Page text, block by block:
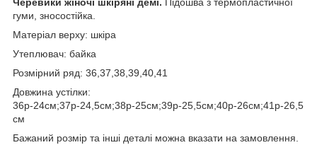
Черевики жіночі шкіряні демі. Підошва з термопластичної
гуми, зносостійка.
Матеріал верху: шкіра
Утеплювач: байка
Розмірний ряд: 36,37,38,39,40,41
Довжина устілки:
36р-24см;37р-24,5см;38р-25см;39р-25,5см;40р-26см;41р-26,5
см
Бажаний розмір та інші деталі можна вказати на замовлення.